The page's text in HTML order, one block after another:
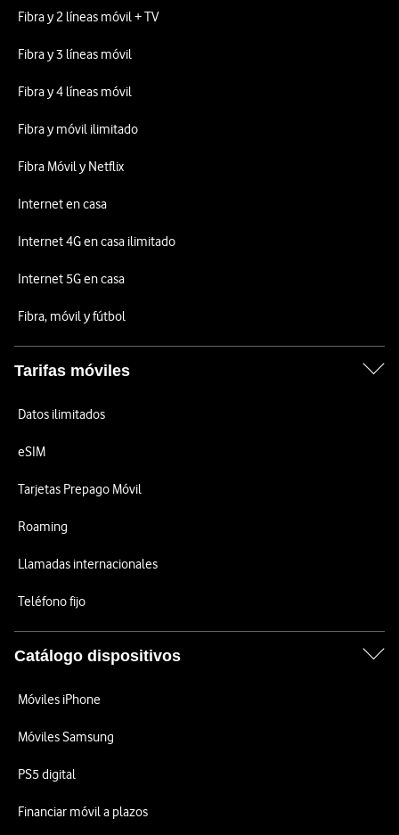
Fibra y 2 líneas móvil + TV
Fibra y 3 líneas móvil
Fibra y 4 líneas móvil
Fibra y móvil ilimitado
Fibra Móvil y Netflix
Internet en casa
Internet 4G en casa ilimitado
Internet 5G en casa
Fibra, móvil y fútbol
Tarifas móviles
Datos ilimitados
eSIM
Tarjetas Prepago Móvil
Roaming
Llamadas internacionales
Teléfono fijo
Catálogo dispositivos
Móviles iPhone
Móviles Samsung
PS5 digital
Financiar móvil a plazos